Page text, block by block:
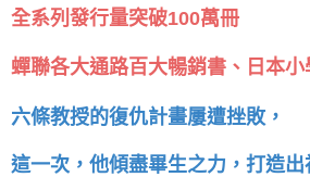
全系列發行量突破100萬冊
蟬聯各大通路百大暢銷書、日本
六條教授的復仇計畫屢遭挫敗，
這一次，他傾盡畢生之力，打造出